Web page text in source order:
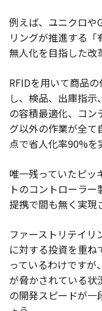
例えば、ユニクロや
リングが推進する
無人化を目指した改
RFIDを用いて商品
し、検品、出庫指
の容積最適化、コン
グ以外の作業が全て
点で省人化率90%を
唯一残っていたピッ
トのコントローラ
提携で間も無く実現
ファーストリテイリ
に対する投資を重
っているわけですが
が脅かされている状
の開発スピードが一